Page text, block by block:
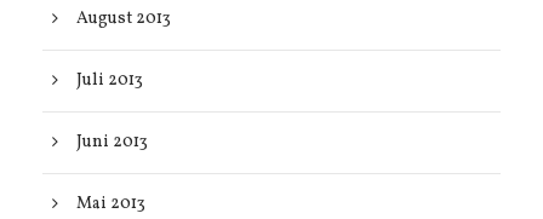
August 2013
Juli 2013
Juni 2013
Mai 2013